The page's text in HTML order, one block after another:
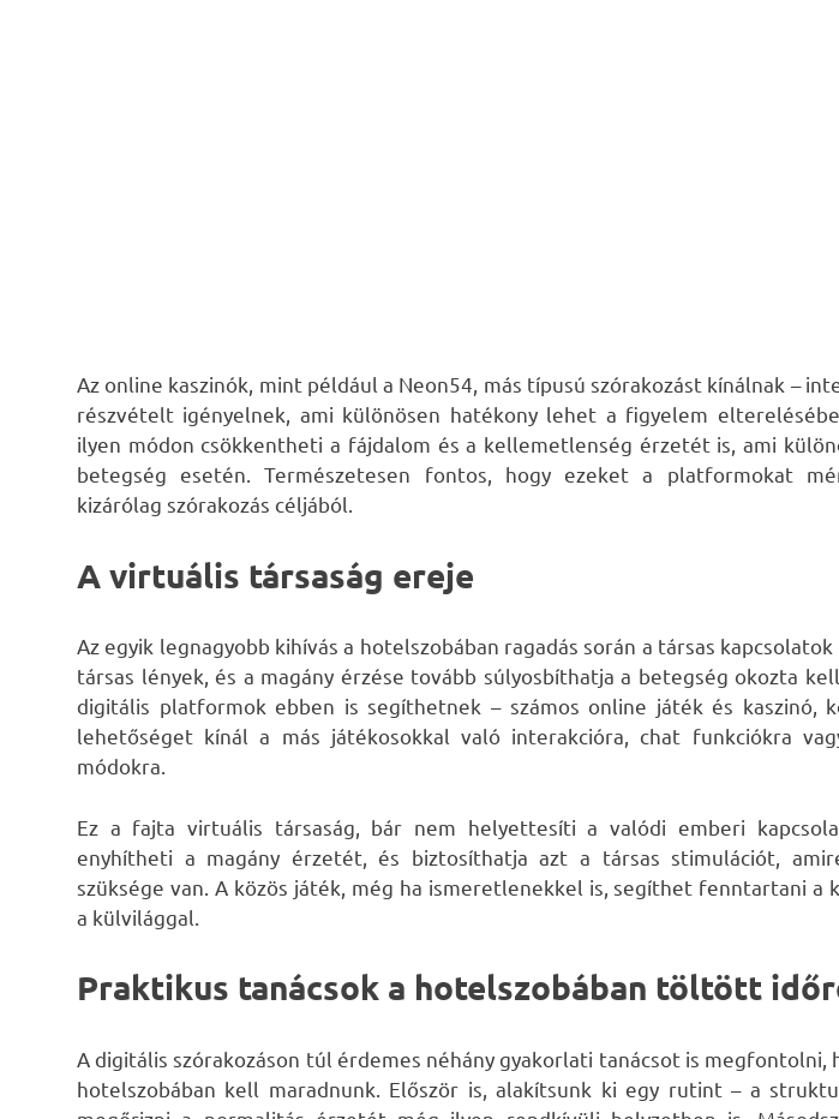
Az online kaszinók, mint például a Neon54, más típusú szórakozást kínálnak –
részvételt igényelnek, ami különösen hatékony lehet a figyelem
ilyen módon csökkentheti a fájdalom és a kellemetlenség érzetét is, ami
betegség esetén. Természetesen fontos, hogy ezeket a platformokat
kizárólag szórakozás céljából.
A virtuális társaság ereje
Az egyik legnagyobb kihívás a hotelszobában ragadás során a társas
társas lények, és a magány érzése tovább súlyosbíthatja a betegség okozta
digitális platformok ebben is segíthetnek – számos online játék és kaszinó,
lehetőséget kínál a más játékosokkal való interakcióra, chat funkciókra
módokra.
Ez a fajta virtuális társaság, bár nem helyettesíti a valódi emberi
enyhítheti a magány érzetét, és biztosíthatja azt a társas stimulációt,
szüksége van. A közös játék, még ha ismeretlenekkel is, segíthet fenntartani a
a külvilággal.
Praktikus tanácsok a hotelszobában töltött
A digitális szórakozáson túl érdemes néhány gyakorlati tanácsot is megfontolni,
hotelszobában kell maradnunk. Először is, alakítsunk ki egy rutint – a